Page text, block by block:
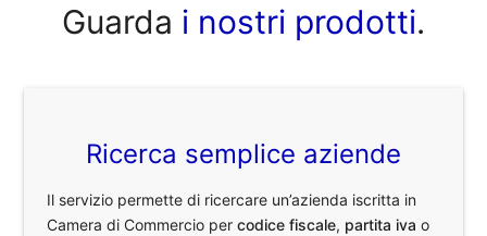
Guarda i nostri prodotti.
Ricerca semplice aziende
Il servizio permette di ricercare un’azienda iscritta in
Camera di Commercio percodice fiscale, partita iva o